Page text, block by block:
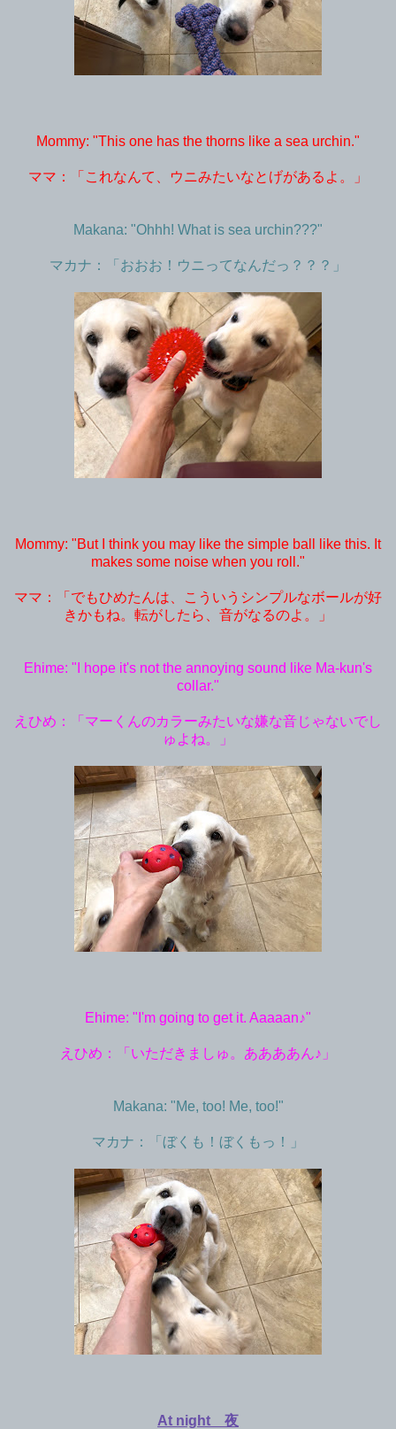
Mommy: "This one has the thorns like a sea urchin."
ママ：「これなんて、ウニみたいなとげがあるよ。」
Makana: "Ohhh! What is sea urchin???"
マカナ：「おおお！ウニってなんだっ？？？」
Mommy: "But I think you may like the simple ball like this. It
makes some noise when you roll."
ママ：「でもひめたんは、こういうシンプルなボールが好
きかもね。転がしたら、音がなるのよ。」
Ehime: "I hope it's not the annoying sound like Ma-kun's
collar."
えひめ：「マーくんのカラーみたいな嫌な音じゃないでし
ゅよね。」
Ehime: "I'm going to get it. Aaaaan♪"
えひめ：「いただきましゅ。ああああん♪」
Makana: "Me, too! Me, too!"
マカナ：「ぼくも！ぼくもっ！」
At night 夜